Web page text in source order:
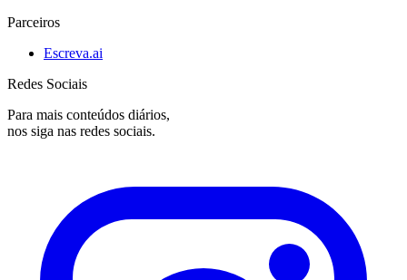
Parceiros
Escreva.ai
Redes Sociais
Para mais conteúdos diários,
nos siga nas redes sociais.